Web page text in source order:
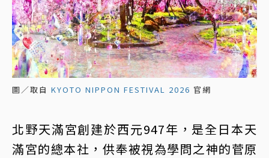
圖／取自 KYOTO NIPPON FESTIVAL 2026 官網
北野天滿宮創建於西元947年，是全日本天
滿宮的總本社，供奉被視為學問之神的菅原